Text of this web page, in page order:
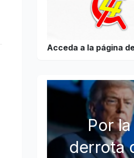
Acceda a la página
Por la
derrota